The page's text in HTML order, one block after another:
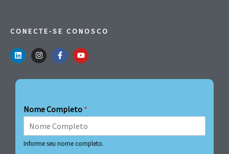
CONECTE-SE CONOSCO
Nome Completo *
Informe seu nome completo.